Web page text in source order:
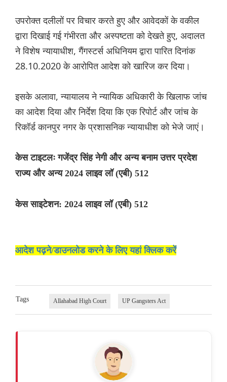
उपरोक्त दलीलों पर विचार करते हुए और आवेदकों के वकील
द्वारा दिखाई गई गंभीरता और अस्पष्टता को देखते हुए, अदालत
ने विशेष न्यायाधीश, गैंगस्टर्स अधिनियम द्वारा पारित दिनांक
28.10.2020 के आरोपित आदेश को खारिज कर दिया।
इसके अलावा, न्यायालय ने न्यायिक अधिकारी के खिलाफ जांच
का आदेश दिया और निर्देश दिया कि एक रिपोर्ट और जांच के
रिकॉर्ड कानपुर नगर के प्रशासनिक न्यायाधीश को भेजे जाएं।
केस टाइटलः गजेंद्र सिंह नेगी और अन्य बनाम उत्तर प्रदेश
राज्य और अन्य 2024 लाइव लॉ (एबी) 512
केस साइटेशन: 2024 लाइव लॉ (एबी) 512
आदेश पढ़ने/डाउनलोड करने के लिए यहां क्लिक करें
Tags Allahabad High Court UP Gangsters Act